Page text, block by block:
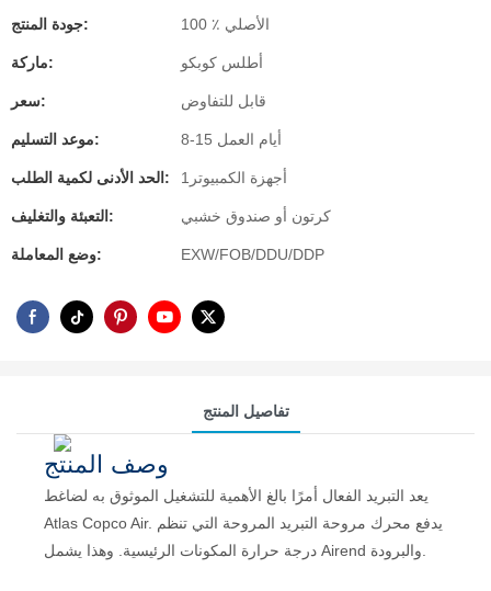
جودة المنتج: 100 ٪ الأصلي
ماركة: أطلس كوبكو
سعر: قابل للتفاوض
موعد التسليم: 8-15 أيام العمل
الحد الأدنى لكمية الطلب: أجهزة الكمبيوتر1
التعبئة والتغليف: كرتون أو صندوق خشبي
وضع المعاملة: EXW/FOB/DDU/DDP
تفاصيل المنتج
وصف المنتج
يعد التبريد الفعال أمرًا بالغ الأهمية للتشغيل الموثوق به لضاغط
Atlas Copco Air. يدفع محرك مروحة التبريد المروحة التي تنظم
درجة حرارة المكونات الرئيسية. وهذا يشمل Airend والبرودة.